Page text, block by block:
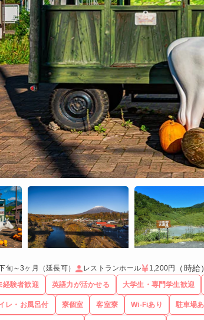
旬～3ヶ月（延長可） レストランホール 1,200円 （時給）
経験者歓迎 英語力が活かせる 大学生・専門学生歓迎
レ・お風呂付 寮個室 客室寮 Wi-Fiあり 駐車場